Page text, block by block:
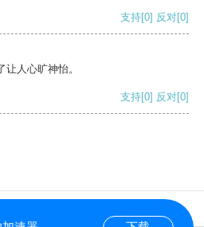
支持[0] 反对[0]
人心旷神怡。
支持[0] 反对[0]